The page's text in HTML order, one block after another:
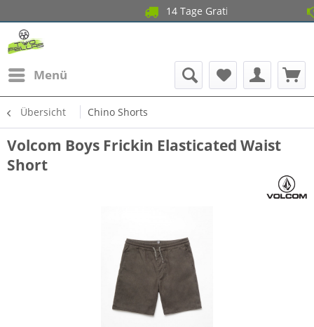
14 Tage Gratis
Menü
Übersicht Chino Shorts
Volcom Boys Frickin Elasticated Waist
Short